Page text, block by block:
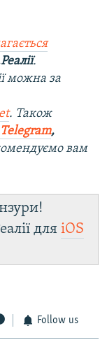
.
можна за
. Також
Telegram,
вам
для iOS
Follow us